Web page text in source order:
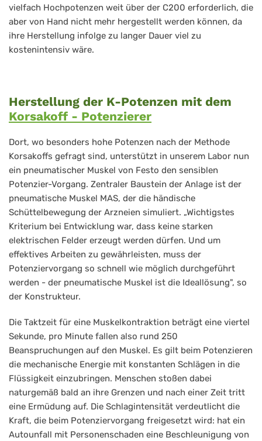
vielfach Hochpotenzen weit über der C200 erforderlich, die
aber von Hand nicht mehr hergestellt werden können, da
ihre Herstellung infolge zu langer Dauer viel zu
kostenintensiv wäre.
Herstellung der K-Potenzen mit dem
Korsakoff - Potenzierer
Dort, wo besonders hohe Potenzen nach der Methode
Korsakoffs gefragt sind, unterstützt in unserem Labor nun
ein pneumatischer Muskel von Festo den sensiblen
Potenzier-Vorgang. Zentraler Baustein der Anlage ist der
pneumatische Muskel MAS, der die händische
Schüttelbewegung der Arzneien simuliert. „Wichtigstes
Kriterium bei Entwicklung war, dass keine starken
elektrischen Felder erzeugt werden dürfen. Und um
effektives Arbeiten zu gewährleisten, muss der
Potenziervorgang so schnell wie möglich durchgeführt
werden - der pneumatische Muskel ist die Ideallösung", so
der Konstrukteur.
Die Taktzeit für eine Muskelkontraktion beträgt eine viertel
Sekunde, pro Minute fallen also rund 250
Beanspruchungen auf den Muskel. Es gilt beim Potenzieren
die mechanische Energie mit konstanten Schlägen in die
Flüssigkeit einzubringen. Menschen stoßen dabei
naturgemäß bald an ihre Grenzen und nach einer Zeit tritt
eine Ermüdung auf. Die Schlagintensität verdeutlicht die
Kraft, die beim Potenziervorgang freigesetzt wird: hat ein
Autounfall mit Personenschaden eine Beschleunigung von